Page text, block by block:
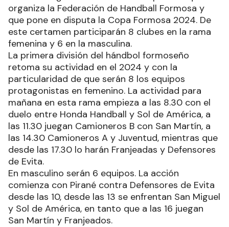
organiza la Federación de Handball Formosa y
que pone en disputa la Copa Formosa 2024. De
este certamen participarán 8 clubes en la rama
femenina y 6 en la masculina.
La primera división del hándbol formoseño
retoma su actividad en el 2024 y con la
particularidad de que serán 8 los equipos
protagonistas en femenino. La actividad para
mañana en esta rama empieza a las 8.30 con el
duelo entre Honda Handball y Sol de América, a
las 11.30 juegan Camioneros B con San Martín, a
las 14.30 Camioneros A y Juventud, mientras que
desde las 17.30 lo harán Franjeadas y Defensores
de Evita.
En masculino serán 6 equipos. La acción
comienza con Pirané contra Defensores de Evita
desde las 10, desde las 13 se enfrentan San Miguel
y Sol de América, en tanto que a las 16 juegan
San Martín y Franjeados.